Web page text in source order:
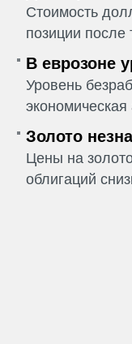
Стоимость
позиции после
В еврозоне
Уровень
Золото
Цены на
облигаций